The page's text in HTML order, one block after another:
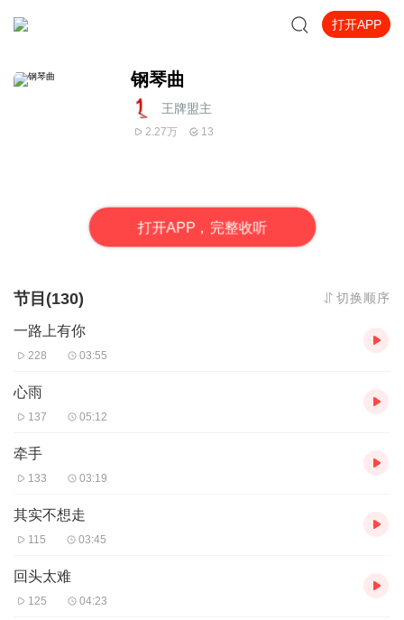
打开APP
钢琴曲
王牌盟主
2.27万 13
打开APP，完整收听
节目(130) 切换顺序
一路上有你
228 03:55
心雨
137 05:12
牵手
133 03:19
其实不想走
115 03:45
回头太难
125 04:23